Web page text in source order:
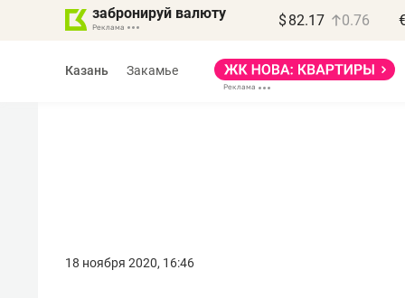
забронируй валюту $ 82.17 0.76
Казань Закамье
18 ноября 2020, 16:46